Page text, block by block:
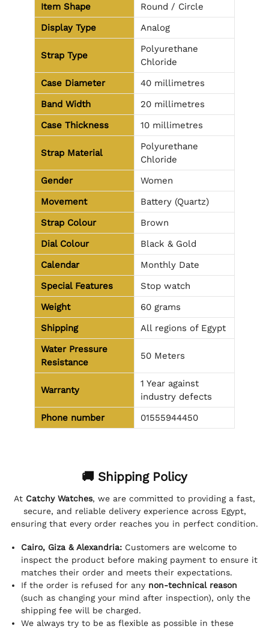
Item Shape
Round / Circle
Display Type
Analog
Strap Type
Polyurethane
Chloride
Case Diameter
40 millimetres
Band Width
20 millimetres
Case Thickness
10 millimetres
Strap Material
Polyurethane
Chloride
Gender
Women
Movement
Battery (Quartz)
Strap Colour
Brown
Dial Colour
Black & Gold
Calendar
Monthly Date
Special Features
Stop watch
Weight
60 grams
Shipping
All regions of Egypt
Water Pressure
Resistance
50 Meters
Warranty
1 Year against
industry defects
Phone number
01555944450
🚚 Shipping Policy
At Catchy Watches, we are committed to providing a fast,
secure, and reliable delivery experience across Egypt,
ensuring that every order reaches you in perfect condition.
Cairo, Giza & Alexandria: Customers are welcome to
inspect the product before making payment to ensure it
matches their order and meets their expectations.
If the order is refused for any non-technical reason
(such as changing your mind after inspection), only the
shipping fee will be charged.
We always try to be as flexible as possible in these